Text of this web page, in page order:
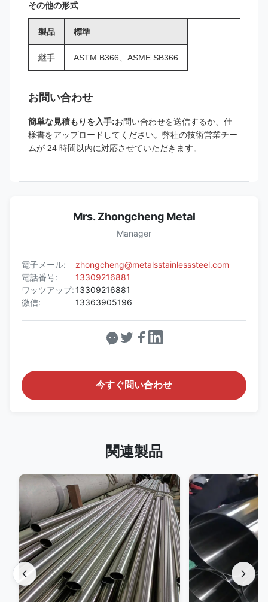
その他の形式
製品 標準
継手 ASTM B366、ASME SB366
お問い合わせ
簡単な見積もりを入手:お問い合わせを送信するか、仕
様書をアップロードしてください。弊社の技術営業チー
ムが 24 時間以内に対応させていただきます。
Mrs. Zhongcheng Metal
Manager
電子メール:
zhongcheng@metalsstainlesssteel.com
電話番号:
13309216881
ワッツアップ:13309216881
微信:
13363905196
今すぐ問い合わせ
関連製品